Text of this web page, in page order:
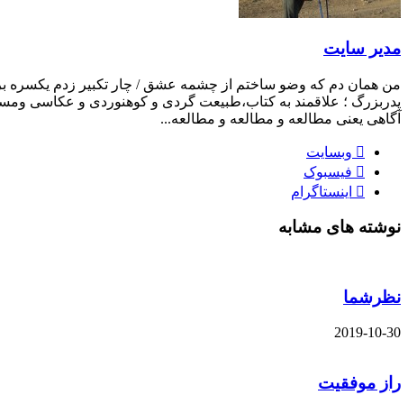
مدیر سایت
من همان دم که وضو ساختم از چشمه عشق / چار تکبیر زدم یکسره
پدربزرگ ؛ علاقمند به کتاب،طبیعت گردی و کوهنوردی و عکاسی
آگاهی یعنی مطالعه و مطالعه و مطالعه...
وبسایت
فیسبوک
اینستاگرام
نوشته های مشابه
نظرشما
2019-10-30
راز موفقیت